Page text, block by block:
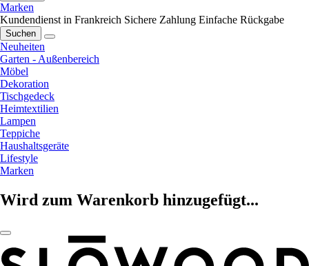
Marken
Kundendienst in Frankreich Sichere Zahlung Einfache Rückgabe
Suchen
Neuheiten
Garten - Außenbereich
Möbel
Dekoration
Tischgedeck
Heimtextilien
Lampen
Teppiche
Haushaltsgeräte
Lifestyle
Marken
Wird zum Warenkorb hinzugefügt...